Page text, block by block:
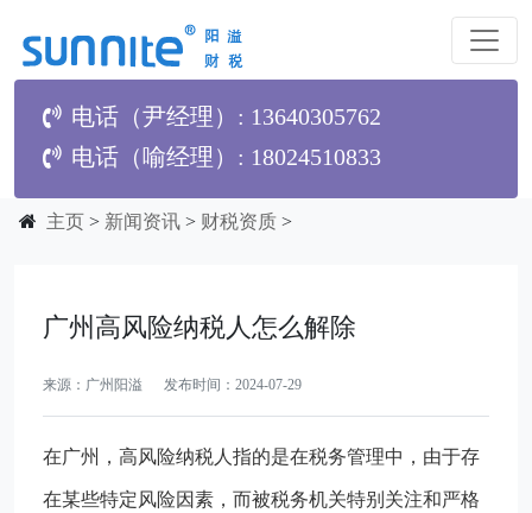
电话（尹经理）: 13640305762
电话（喻经理）: 18024510833
主页 > 新闻资讯 > 财税资质 >
广州高风险纳税人怎么解除
来源：广州阳溢 发布时间：2024-07-29
在广州，高风险纳税人指的是在税务管理中，由于存
在某些特定风险因素，而被税务机关特别关注和严格